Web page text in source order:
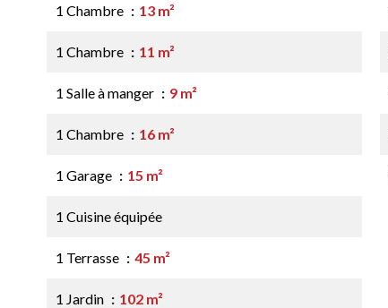
1 Chambre 13 m²
1 Chambre 11 m²
1 Salle à manger 9 m²
1 Chambre 16 m²
1 Garage 15 m²
1 Cuisine équipée
1 Terrasse 45 m²
1 Jardin 102 m²